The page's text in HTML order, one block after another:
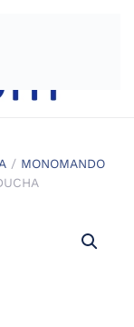
/ MONOMANDO